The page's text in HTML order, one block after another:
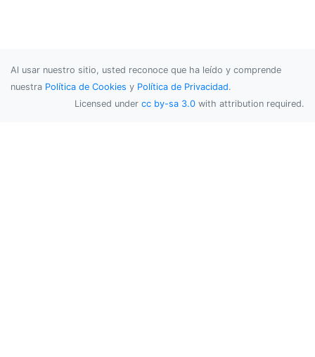
Al usar nuestro sitio, usted reconoce que ha leído y comprende
nuestra Política de Cookies y Política de Privacidad.
Licensed under cc by-sa 3.0 with attribution required.